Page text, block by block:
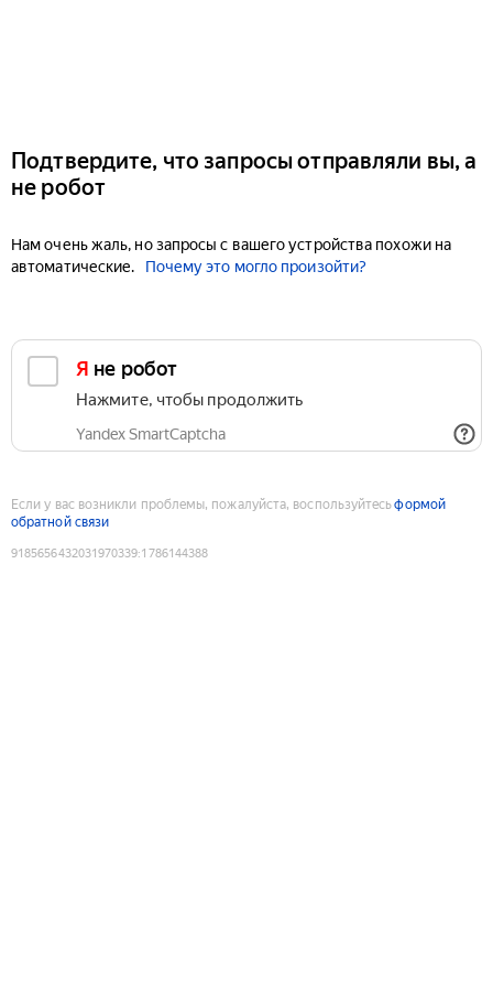
Подтвердите, что запросы отправляли вы, а
не робот
Нам очень жаль, но запросы с вашего устройства похожи на
автоматические.
Почему это могло произойти?
Я не робот
Нажмите, чтобы продолжить
Yandex SmartCaptcha
Если у вас возникли проблемы, пожалуйста, воспользуйтесьформой
обратной связи
9185656432031970339:1786144388